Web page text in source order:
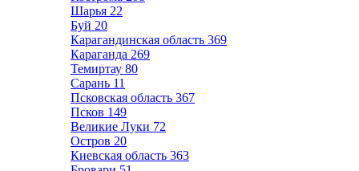
Шарья 22
Буй 20
Карагандинская область 369
Караганда 269
Темиртау 80
Сарань 11
Псковская область 367
Псков 149
Великие Луки 72
Остров 20
Киевская область 363